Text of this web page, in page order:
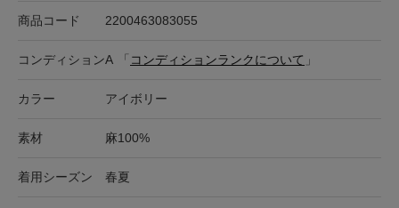
商品コード 2200463083055
コンディションA 「 コンディションランクについて 」
カラー アイボリー
素材 麻100%
着用シーズン 春夏